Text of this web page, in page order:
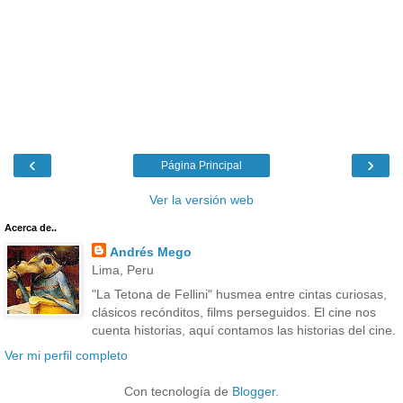
‹ ›
Página Principal
Ver la versión web
Acerca de..
Andrés Mego
Lima, Peru
"La Tetona de Fellini" husmea entre cintas curiosas,
clásicos recónditos, films perseguidos. El cine nos
cuenta historias, aquí contamos las historias del cine.
Ver mi perfil completo
Con tecnología de Blogger.